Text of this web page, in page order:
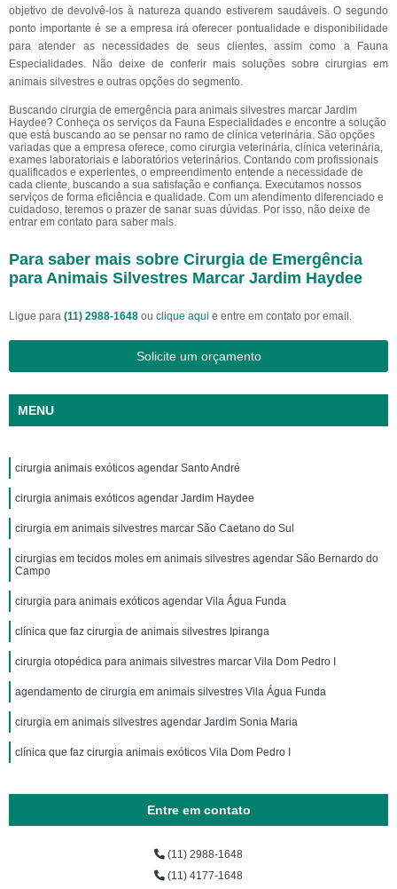
objetivo de devolvê-los à natureza quando estiverem saudáveis. O segundo
ponto importante é se a empresa irá oferecer pontualidade e disponibilidade
para atender as necessidades de seus clientes, assim como a Fauna
Especialidades. Não deixe de conferir mais soluções sobre cirurgias em
animais silvestres e outras opções do segmento.
Buscando cirurgia de emergência para animais silvestres marcar Jardim
Haydee? Conheça os serviços da Fauna Especialidades e encontre a solução
que está buscando ao se pensar no ramo de clínica veterinária. São opções
variadas que a empresa oferece, como cirurgia veterinária, clínica veterinária,
exames laboratoriais e laboratórios veterinários. Contando com profissionais
qualificados e experientes, o empreendimento entende a necessidade de
cada cliente, buscando a sua satisfação e confiança. Executamos nossos
serviços de forma eficiência e qualidade. Com um atendimento diferenciado e
cuidadoso, teremos o prazer de sanar suas dúvidas. Por isso, não deixe de
entrar em contato para saber mais.
Para saber mais sobre Cirurgia de Emergência
para Animais Silvestres Marcar Jardim Haydee
Ligue para (11) 2988-1648 ou clique aqui e entre em contato por email.
Solicite um orçamento
MENU
cirurgia animais exóticos agendar Santo André
cirurgia animais exóticos agendar Jardim Haydee
cirurgia em animais silvestres marcar São Caetano do Sul
cirurgias em tecidos moles em animais silvestres agendar São Bernardo do
Campo
cirurgia para animais exóticos agendar Vila Água Funda
clínica que faz cirurgia de animais silvestres Ipiranga
cirurgia otopédica para animais silvestres marcar Vila Dom Pedro I
agendamento de cirurgia em animais silvestres Vila Água Funda
cirurgia em animais silvestres agendar Jardim Sonia Maria
clínica que faz cirurgia animais exóticos Vila Dom Pedro I
Entre em contato
(11) 2988-1648
(11) 4177-1648